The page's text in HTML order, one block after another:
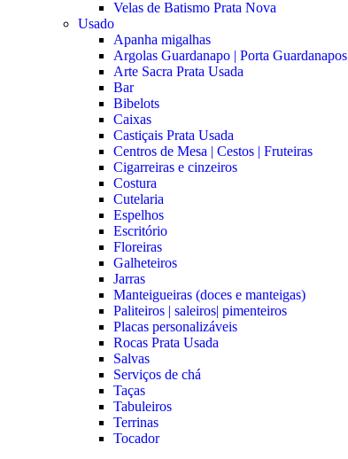
Velas de Batismo Prata Nova
Usado
Apanha migalhas
Argolas Guardanapo | Porta Guardanapos
Arte Sacra Prata Usada
Bar
Bibelots
Caixas
Castiçais Prata Usada
Centros de Mesa | Cestos | Fruteiras
Cigarreiras e cinzeiros
Costura
Cutelaria
Espelhos
Escritório
Floreiras
Galheteiros
Jarras
Manteigueiras (doces e manteigas)
Paliteiros | saleiros| pimenteiros
Placas personalizáveis
Rocas Prata Usada
Salvas
Serviços de chá
Taças
Tabuleiros
Terrinas
Tocador